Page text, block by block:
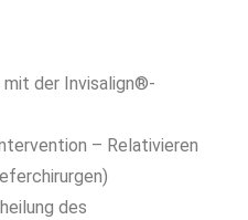
mit der Invisalign®-
– Relativieren
des